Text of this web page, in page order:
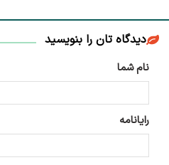
دیدگاه تان را بنویسید
نام شما
رایانامه